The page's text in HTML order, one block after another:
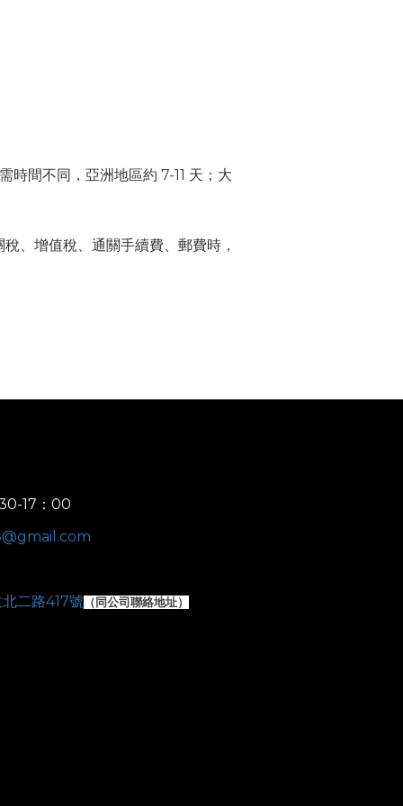
時間不同，亞洲地區約 7-11 天；大
、增值稅、通關手續費、郵費時，
17：00
二路417號 （ 同公司聯絡地址）